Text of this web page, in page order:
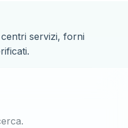
servizi, forni